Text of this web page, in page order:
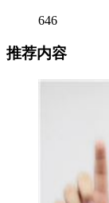
646
推荐内容